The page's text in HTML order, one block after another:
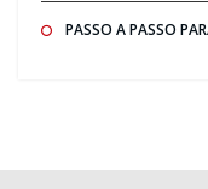
PASSO A PASSO